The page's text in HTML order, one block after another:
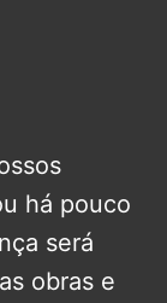
há pouco
será
obras e